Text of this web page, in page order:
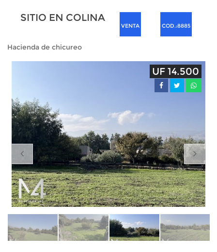
SITIO EN COLINA
VENTA COD.:8885
Hacienda de chicureo
UF 14.500